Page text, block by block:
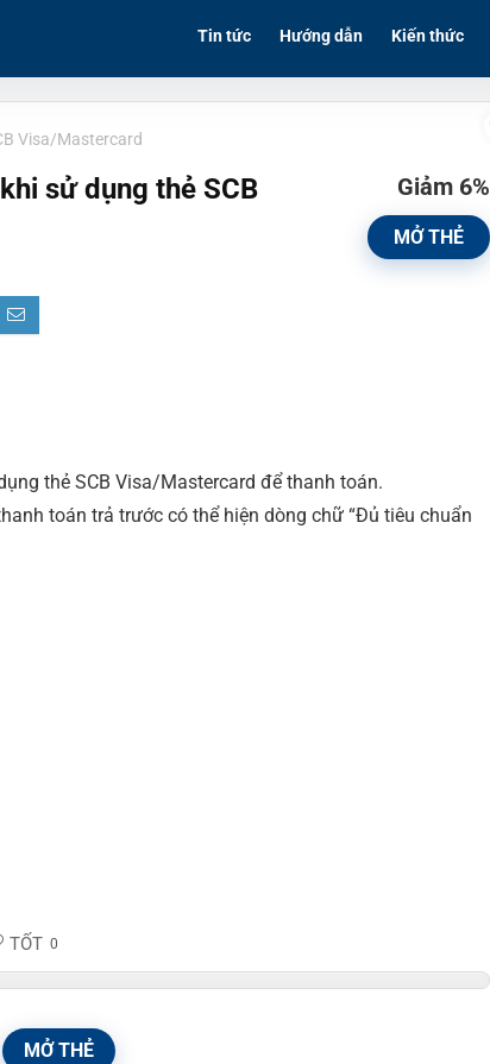
Tin tức Hướng dẫn Kiến thức
Visa/Mastercard
sử dụng thẻ SCB
Giảm 6%
MỞ THẺ
thẻ SCB Visa/Mastercard để thanh toán.
toán trả trước có thể hiện dòng chữ “Đủ tiêu chuẩn
TỐT 0
MỞ THẺ